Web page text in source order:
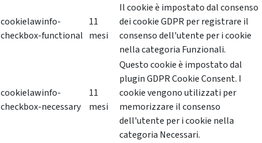
cookielawinfo-
checkbox-functional
11
mesi
Il cookie è impostato dal consenso
dei cookie GDPR per registrare il
consenso dell'utente per i cookie
nella categoria Funzionali.
cookielawinfo-
checkbox-necessary
11
mesi
Questo cookie è impostato dal
plugin GDPR Cookie Consent. I
cookie vengono utilizzati per
memorizzare il consenso
dell'utente per i cookie nella
categoria Necessari.